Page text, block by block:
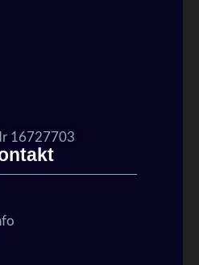
16727703